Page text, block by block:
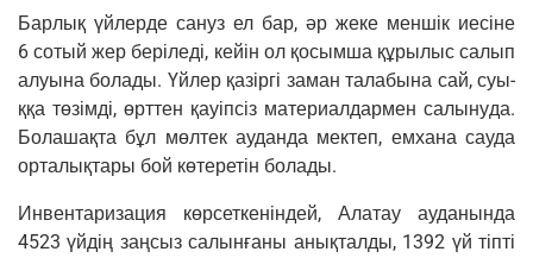
Бар­лық үйлер­де сан­уз ел бар, әр жеке мен­шік иесіне
6 сотый жер беріледі, кей­ін ол қосым­ша құры­лыс салып
алуы­на бола­ды. Үйлер қазір­гі заман тала­бы­на сай, суы­
ққа төзім­ді, өрт­тен қауіп­сіз мате­ри­ал­дар­мен салы­ну­да.
Бола­шақта бұл мөл­тек аудан­да мек­теп, емха­на сауда
орта­лы­қта­ры бой көте­ретін болады.
Инвен­та­ри­за­ция көр­сет­кенін­дей, Ала­тау ауда­нын­да
4523 үйдің заң­сыз салы­нға­ны аны­қтал­ды, 1392 үй тіп­ті